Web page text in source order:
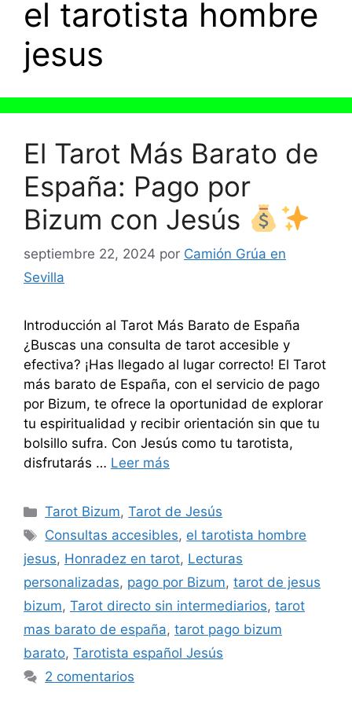
el tarotista hombre
jesus
El Tarot Más Barato de
España: Pago por
Bizum con Jesús
septiembre 22, 2024 por Camión Grúa en
Sevilla
Introducción al Tarot Más Barato de España
¿Buscas una consulta de tarot accesible y
efectiva? ¡Has llegado al lugar correcto! El Tarot
más barato de España, con el servicio de pago
por Bizum, te ofrece la oportunidad de explorar
tu espiritualidad y recibir orientación sin que tu
bolsillo sufra. Con Jesús como tu tarotista,
disfrutarás … Leer más
Categorías
Tarot Bizum,Tarot de Jesús
Etiquetas
Consultas accesibles, el tarotista hombre
jesus, Honradez en tarot, Lecturas
personalizadas, pago por Bizum, tarot de jesus
bizum, Tarot directo sin intermediarios, tarot
mas barato de españa, tarot pago bizum
barato, Tarotista español Jesús
2 comentarios